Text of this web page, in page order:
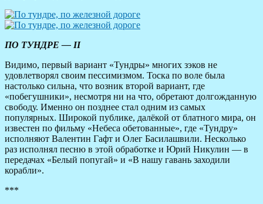
ПО ТУНДРЕ — II
Видимо, первый вариант «Тундры» многих зэков не
удовлетворял своим пессимизмом. Тоска по воле была
настолько сильна, что возник второй вариант, где
«побегушники», несмотря ни на что, обретают долгожданную
свободу. Именно он позднее стал одним из самых
популярных. Широкой публике, далёкой от блатного мира, он
известен по фильму «Небеса обетованные», где «Тундру»
исполняют Валентин Гафт и Олег Басилашвили. Несколько
раз исполнял песню в этой обработке и Юрий Никулин — в
передачах «Белый попугай» и «В нашу гавань заходили
корабли».
***